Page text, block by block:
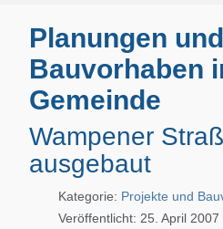
Planungen und
Bauvorhaben
Gemeinde
Wampener
ausgebaut
Kategorie: Projekte und
Veröffentlicht: 25. April 2007